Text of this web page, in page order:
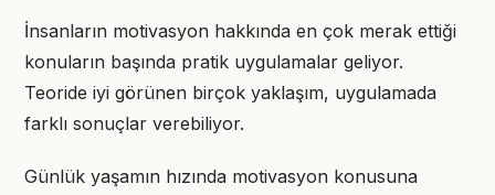
İnsanların motivasyon hakkında en çok merak ettiği
konuların başında pratik uygulamalar geliyor.
Teoride iyi görünen birçok yaklaşım, uygulamada
farklı sonuçlar verebiliyor.
Günlük yaşamın hızında motivasyon konusuna